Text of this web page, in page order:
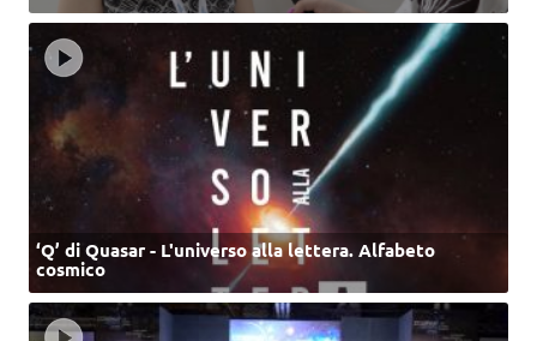
‘Q’ di Quasar - L'universo alla lettera. Alfabeto
cosmico